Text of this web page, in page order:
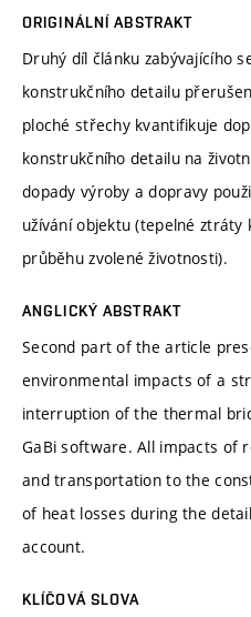
ORIGINÁLNÍ ABSTRAKT
Druhý díl článku zabývajícího
konstrukčního detailu
ploché střechy kvantifikuje
konstrukčního detailu na
dopady výroby a dopravy
užívání objektu (tepelné
průběhu zvolené životnosti).
ANGLICKÝ ABSTRAKT
Second part of the article
environmental impacts of a
interruption of the thermal
GaBi software. All impacts of
and transportation to the
of heat losses during the
account.
KLÍČOVÁ SLOVA